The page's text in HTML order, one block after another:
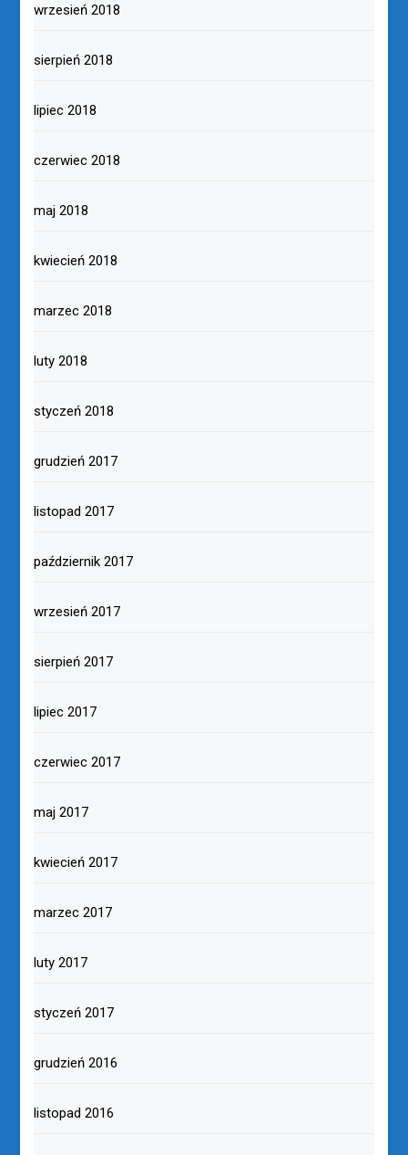
wrzesień 2018
sierpień 2018
lipiec 2018
czerwiec 2018
maj 2018
kwiecień 2018
marzec 2018
luty 2018
styczeń 2018
grudzień 2017
listopad 2017
październik 2017
wrzesień 2017
sierpień 2017
lipiec 2017
czerwiec 2017
maj 2017
kwiecień 2017
marzec 2017
luty 2017
styczeń 2017
grudzień 2016
listopad 2016